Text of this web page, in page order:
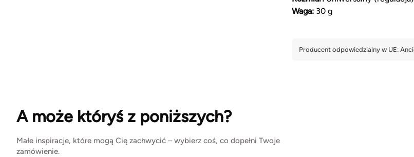
Waga: 30 g
A może któryś z poniższych?
Małe inspiracje, które mogą Cię zachwycić – wybierz coś, co dopełni Twoje
zamówienie.